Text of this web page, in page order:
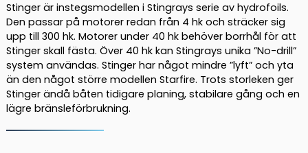
Stinger är instegsmodellen i Stingrays serie av hydrofoils.
Den passar på motorer redan från 4 hk och sträcker sig
upp till 300 hk. Motorer under 40 hk behöver borrhål för att
Stinger skall fästa. Över 40 hk kan Stingrays unika ”No-drill”
system användas. Stinger har något mindre ”lyft” och yta
än den något större modellen Starfire. Trots storleken ger
Stinger ändå båten tidigare planing, stabilare gång och en
lägre bränsleförbrukning.